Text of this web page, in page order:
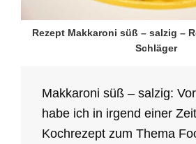
Rezept Makkaroni süß – salzig –
Schläger
Makkaroni süß – salzig:
habe ich in irgend einer
Kochrezept zum Thema